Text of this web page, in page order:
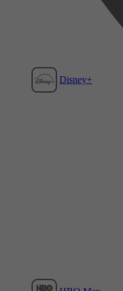
Disney+